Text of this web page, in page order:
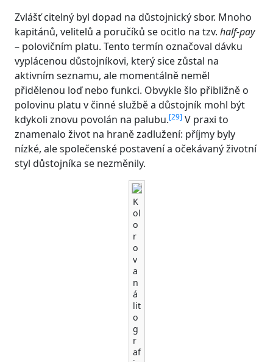
Zvlášť citelný byl dopad na důstojnický sbor. Mnoho
kapitánů, velitelů a poručíků se ocitlo na tzv. half-pay
– polovičním platu. Tento termín označoval dávku
vyplácenou důstojníkovi, který sice zůstal na
aktivním seznamu, ale momentálně neměl
přidělenou loď nebo funkci. Obvykle šlo přibližně o
polovinu platu v činné službě a důstojník mohl být
kdykoli znovu povolán na palubu.[29] V praxi to
znamenalo život na hraně zadlužení: příjmy byly
nízké, ale společenské postavení a očekávaný životní
styl důstojníka se nezměnily.
K
ol
o
r
o
v
a
n
á
lit
o
g
r
af